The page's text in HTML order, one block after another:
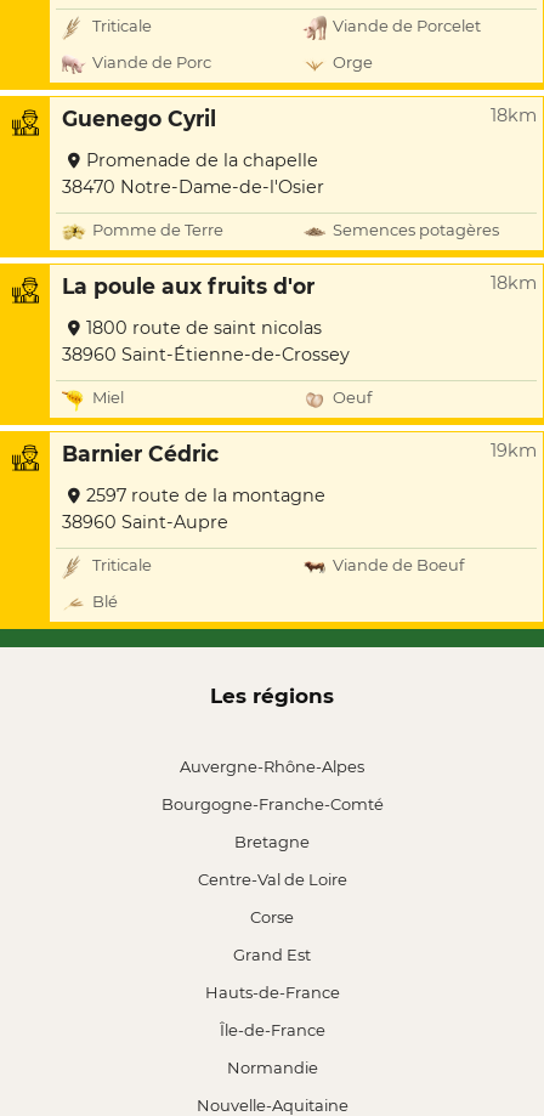
Triticale
Viande de Porcelet
Viande de Porc
Orge
Guenego Cyril 18km
Promenade de la chapelle
38470 Notre-Dame-de-l'Osier
Pomme de Terre Semences potagères
La poule aux fruits d'or 18km
1800 route de saint nicolas
38960 Saint-Étienne-de-Crossey
Miel Oeuf
Barnier Cédric 19km
2597 route de la montagne
38960 Saint-Aupre
Triticale
Viande de Boeuf
Blé
Les régions
Auvergne-Rhône-Alpes
Bourgogne-Franche-Comté
Bretagne
Centre-Val de Loire
Corse
Grand Est
Hauts-de-France
Île-de-France
Normandie
Nouvelle-Aquitaine